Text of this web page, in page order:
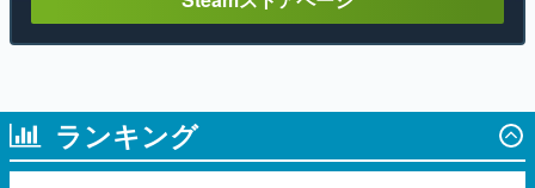
ランキング
1
「タバコを止められない猫耳キャラを描く
深夜枠アニメ」に視聴者の一部から批判意
見。違法薬物の使用と思しき描写も含め